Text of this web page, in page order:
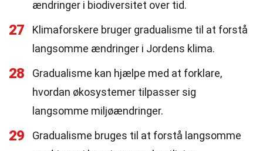
ændringer i biodiversitet over tid.
27
Klimaforskere bruger gradualisme til at forstå
langsomme ændringer i Jordens klima.
28
Gradualisme kan hjælpe med at forklare,
hvordan økosystemer tilpasser sig
langsomme miljøændringer.
29
Gradualisme bruges til at forstå langsomme